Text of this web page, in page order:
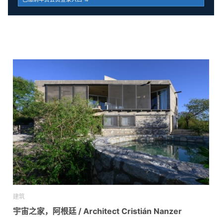
建筑
宇宙之家，阿根廷 / Architect Cristián Nanzer